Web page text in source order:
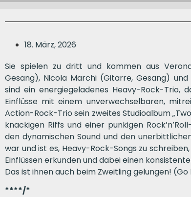
18. März, 2026
Sie spielen zu dritt und kommen aus
Gesang), Nicola Marchi (Gitarre, Gesang)
sind ein energiegeladenes Heavy-Rock-Trio,
Einflüsse mit einem unverwechselbaren,
Action-Rock-Trio sein zweites Studioalbum
knackigen Riffs und einer punkigen
den dynamischen Sound und den
war und ist es, Heavy-Rock-Songs zu
Einflüssen erkunden und dabei einen
Das ist ihnen auch beim Zweitling gelungen! (Go
****/*